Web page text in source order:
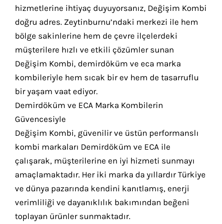
hizmetlerine ihtiyaç duyuyorsanız, Değişim Kombi
doğru adres. Zeytinburnu’ndaki merkezi ile hem
bölge sakinlerine hem de çevre ilçelerdeki
müşterilere hızlı ve etkili çözümler sunan
Değişim Kombi, demirdöküm ve eca marka
kombileriyle hem sıcak bir ev hem de tasarruflu
bir yaşam vaat ediyor.
Demirdöküm ve ECA Marka Kombilerin
Güvencesiyle
Değişim Kombi, güvenilir ve üstün performanslı
kombi markaları Demirdöküm ve ECA ile
çalışarak, müşterilerine en iyi hizmeti sunmayı
amaçlamaktadır. Her iki marka da yıllardır Türkiye
ve dünya pazarında kendini kanıtlamış, enerji
verimliliği ve dayanıklılık bakımından beğeni
toplayan ürünler sunmaktadır.